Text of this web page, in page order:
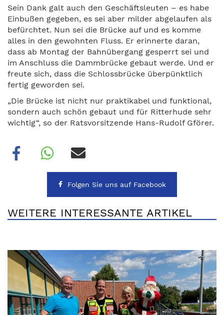
Sein Dank galt auch den Geschäftsleuten – es habe
Einbußen gegeben, es sei aber milder abgelaufen als
befürchtet. Nun sei die Brücke auf und es komme
alles in den gewohnten Fluss. Er erinnerte daran,
dass ab Montag der Bahnübergang gesperrt sei und
im Anschluss die Dammbrücke gebaut werde. Und er
freute sich, dass die Schlossbrücke überpünktlich
fertig geworden sei.
„Die Brücke ist nicht nur praktikabel und funktional,
sondern auch schön gebaut und für Ritterhude sehr
wichtig“, so der Ratsvorsitzende Hans-Rudolf Gförer.
Folgen Sie uns auf Facebook
WEITERE INTERESSANTE ARTIKEL